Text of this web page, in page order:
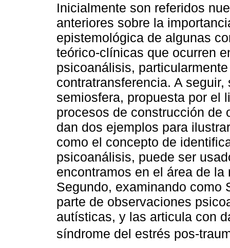
Inicialmente son referidos
anteriores sobre la
epistemológica de algunas
teórico-clínicas que ocurren
psicoanálisis,
contratransferencia. A
semiosfera, propuesta por el
procesos de construcción de
dan dos ejemplos para
como el concepto de
psicoanálisis, puede ser
encontramos en el área de
Segundo, examinando como
parte de observaciones
autísticas, y las articula con
síndrome del estrés pos-